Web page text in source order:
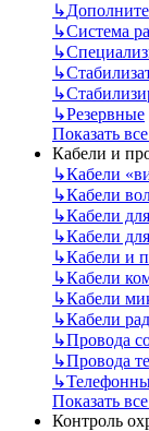
↳
↳Система
↳
↳
↳
↳Резервные
Показать
Кабели и
↳Кабели
↳Кабели
↳Кабели
↳Кабели
↳Кабели и
↳Кабели
↳Кабели
↳Кабели
↳Провода
↳Провода
↳
Показать
Контроль